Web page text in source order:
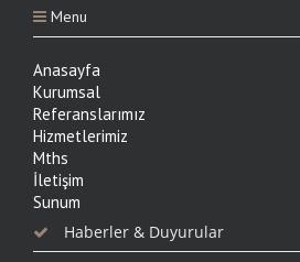
Menu
Anasayfa
Kurumsal
Referanslarımız
Hizmetlerimiz
Mths
İletişim
Sunum
Haberler & Duyurular